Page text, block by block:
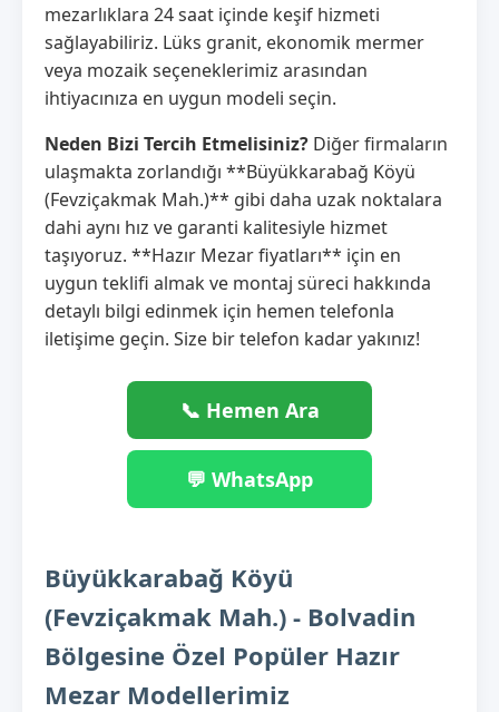
mezarlıklara 24 saat içinde keşif hizmeti
sağlayabiliriz. Lüks granit, ekonomik mermer
veya mozaik seçeneklerimiz arasından
ihtiyacınıza en uygun modeli seçin.
Neden Bizi Tercih Etmelisiniz? Diğer firmaların
ulaşmakta zorlandığı **Büyükkarabağ Köyü
(Fevziçakmak Mah.)** gibi daha uzak noktalara
dahi aynı hız ve garanti kalitesiyle hizmet
taşıyoruz. **Hazır Mezar fiyatları** için en
uygun teklifi almak ve montaj süreci hakkında
detaylı bilgi edinmek için hemen telefonla
iletişime geçin. Size bir telefon kadar yakınız!
📞 Hemen Ara
💬 WhatsApp
Büyükkarabağ Köyü
(Fevziçakmak Mah.) - Bolvadin
Bölgesine Özel Popüler Hazır
Mezar Modellerimiz